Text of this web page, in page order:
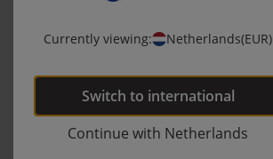
Currently viewing: Netherlands(EUR)
Switch to international
Continue with Netherlands